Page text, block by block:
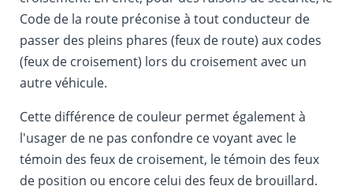
Code de la route préconise à tout conducteur de
passer des pleins phares (feux de route) aux codes
(feux de croisement) lors du croisement avec un
autre véhicule.
Cette différence de couleur permet également à
l'usager de ne pas confondre ce voyant avec le
témoin des feux de croisement, le témoin des feux
de position ou encore celui des feux de brouillard.